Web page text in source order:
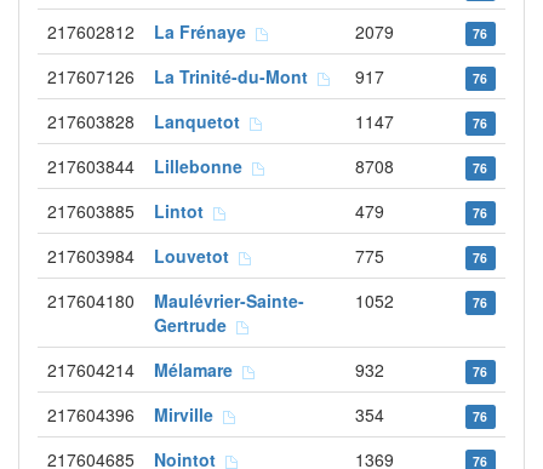
217602812 La Frénaye 2079 76
217607126 La Trinité-du-Mont 917 76
217603828 Lanquetot 1147 76
217603844 Lillebonne 8708 76
217603885 Lintot 479 76
217603984 Louvetot 775 76
217604180
Maulévrier-Sainte-
Gertrude
1052 76
217604214 Mélamare 932 76
217604396 Mirville 354 76
217604685 Nointot 1369 76